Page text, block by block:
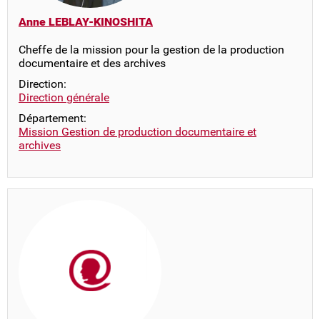
Anne LEBLAY-KINOSHITA
Cheffe de la mission pour la gestion de la production
documentaire et des archives
Direction:
Direction générale
Département:
Mission Gestion de production documentaire et
archives